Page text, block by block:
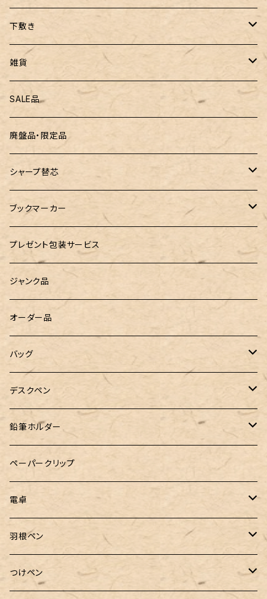
ぺんてる
三菱鉛筆
ZEBRA（ゼブラ）
ROMEO（ロメオ）
こぶた工房
島田小割製材所
Ystudio（ワイスタジオ）
LOGステーショナリー
WATERMAN（ウォーターマン）
工房sokoharo（そこはろ）
下敷き
専用リフィル
雑貨
黒板
跳び箱小物入れ
バランスゲーム（3種の木のおもちゃ）
どんぐりころころ（木のおもちゃ）
ラジオメーター
Tempo Drop（テンポドロップ）
グラスマーカー
バッグハンガー
SALE品
廃盤品・限定品
シャープ替芯
ぺんてる
廃盤品 Ain シュタイン 0.3
廃盤品 Ain シュタイン 0.2
ブックマーカー
ペーパーペン by if
プレゼント包装サービス
ジャンク品
オーダー品
バッグ
&Liebe(アンドリーベ)
デスクペン
24季 スタビライズドウッド
鉛筆ホルダー
LOGステーショナリー
ペーパークリップ
電卓
CASIO（カシオ）
羽根ペン
ボルトレッティ
つけペン